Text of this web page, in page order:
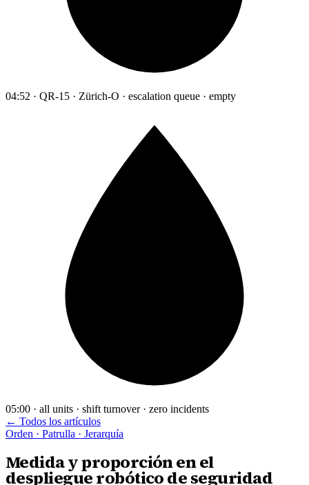
04:52 · QR-15 · Zürich-O · escalation queue · empty
05:00 · all units · shift turnover · zero incidents
← Todos los artículos
Orden · Patrulla · Jerarquía
Medida y proporción en el
despliegue robótico de seguridad